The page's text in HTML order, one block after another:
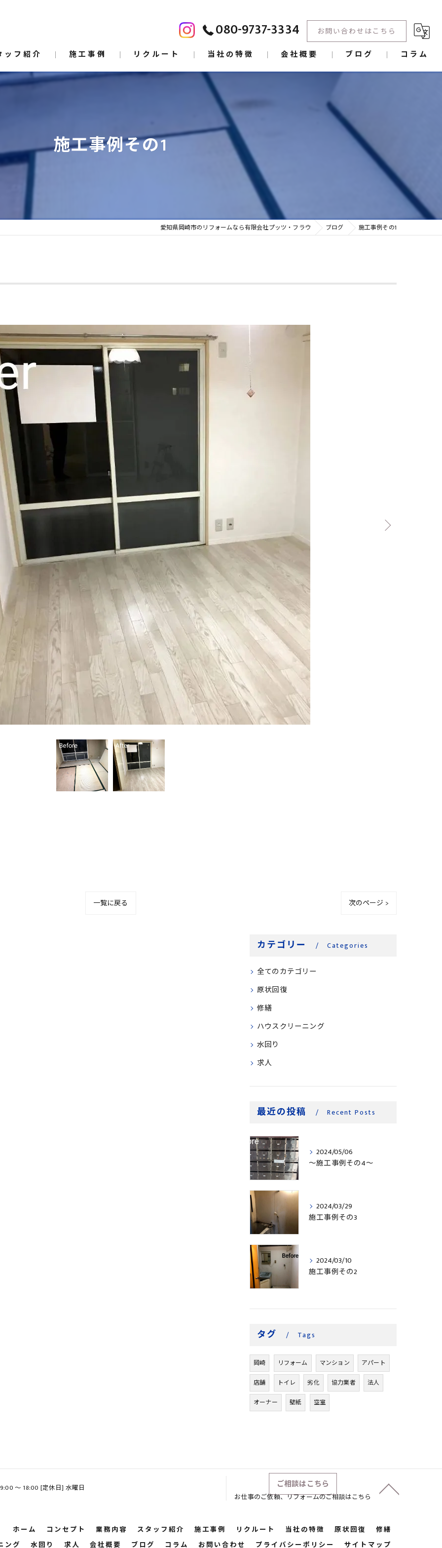
080-9737-3334 お問い合わせはこちら
ッフ紹介 施工事例 リクルート 当社の特徴
原状回復
ハウスクリーニング
会社概要 ブログ コラム
施工事例その1
愛知県岡崎市のリフォームなら有限会社プッツ・フラウ ブログ 施工事例その1
一覧に戻る 次のページ >
カテゴリー Categories
全てのカテゴリー
原状回復
修繕
ハウスクリーニング
水回り
求人
最近の投稿 Recent Posts
2024/05/06
〜施工事例その4〜
2024/03/29
施工事例その3
2024/03/10
施工事例その2
タグ Tags
岡崎 リフォーム マンション
アパート
店舗
トイレ 劣化 協力業者
法人
オーナー
壁紙 空室
～ 18:00 [定休日] 水曜日 ご相談はこちら
お仕事のご依頼、リフォームのご相談はこちら
ホーム コンセプト 業務内容 スタッフ紹介 施工事例 リクルート 当社の特徴 原状回復
修繕
ング
水回り 求人 会社概要 ブログ コラム お問い合わせ プライバシーポリシー サイトマップ